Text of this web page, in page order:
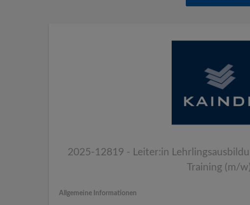
2025-12819 - Leiter:in
Training (m/
Allgemeine Informationen